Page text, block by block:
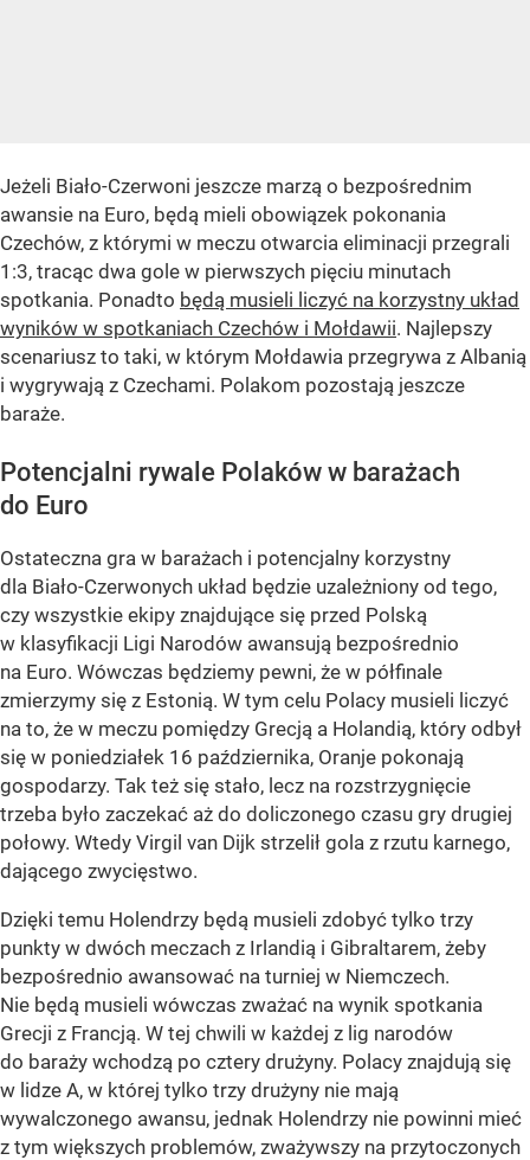
Jeżeli Biało-Czerwoni jeszcze marzą o bezpośrednim
awansie na Euro, będą mieli obowiązek pokonania
Czechów, z którymi w meczu otwarcia eliminacji przegrali
1:3, tracąc dwa gole w pierwszych pięciu minutach
spotkania. Ponadto będą musieli liczyć na korzystny układ
wyników w spotkaniach Czechów i Mołdawii. Najlepszy
scenariusz to taki, w którym Mołdawia przegrywa z Albanią
i wygrywają z Czechami. Polakom pozostają jeszcze
baraże.
Potencjalni rywale Polaków w barażach
do Euro
Ostateczna gra w barażach i potencjalny korzystny
dla Biało-Czerwonych układ będzie uzależniony od tego,
czy wszystkie ekipy znajdujące się przed Polską
w klasyfikacji Ligi Narodów awansują bezpośrednio
na Euro. Wówczas będziemy pewni, że w półfinale
zmierzymy się z Estonią. W tym celu Polacy musieli liczyć
na to, że w meczu pomiędzy Grecją a Holandią, który odbył
się w poniedziałek 16 października, Oranje pokonają
gospodarzy. Tak też się stało, lecz na rozstrzygnięcie
trzeba było zaczekać aż do doliczonego czasu gry drugiej
połowy. Wtedy Virgil van Dijk strzelił gola z rzutu karnego,
dającego zwycięstwo.
Dzięki temu Holendrzy będą musieli zdobyć tylko trzy
punkty w dwóch meczach z Irlandią i Gibraltarem, żeby
bezpośrednio awansować na turniej w Niemczech.
Nie będą musieli wówczas zważać na wynik spotkania
Grecji z Francją. W tej chwili w każdej z lig narodów
do baraży wchodzą po cztery drużyny. Polacy znajdują się
w lidze A, w której tylko trzy drużyny nie mają
wywalczonego awansu, jednak Holendrzy nie powinni mieć
z tym większych problemów, zważywszy na przytoczonych